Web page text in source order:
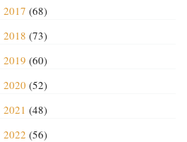
2017 (68)
2018 (73)
2019 (60)
2020 (52)
2021 (48)
2022 (56)